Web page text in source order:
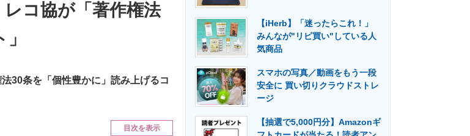
製造業のIT導入・活用を支援
エネルギーの専門メディア 建設×テクノロジーの最前線
コ協が「著作権法
30条を「個性豊かに」読み上げるコ
目次を表示
【iHerb】「迷ったらこれ！」
みんなが"リピ買い"している人
気商品
スマホの写真／動画をもう一段
安全に 買い切りクラウドストレ
ージ
【抽選で5,000円分】Amazonギ